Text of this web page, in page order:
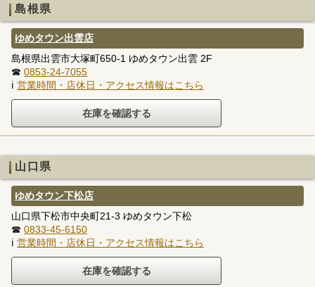
島根県
ゆめタウン出雲店
島根県出雲市大塚町650-1 ゆめタウン出雲 2F
☎ 0853-24-7055
ℹ 営業時間・店休日・アクセス情報はこちら
山口県
ゆめタウン下松店
山口県下松市中央町21-3 ゆめタウン下松
☎ 0833-45-6150
ℹ 営業時間・店休日・アクセス情報はこちら